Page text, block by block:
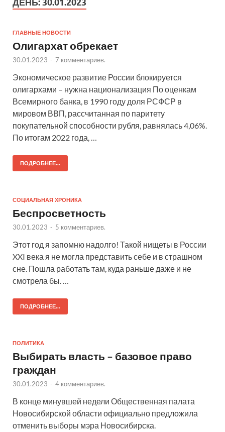
ДЕНЬ:30.01.2023
ГЛАВНЫЕ НОВОСТИ
Олигархат обрекает
30.01.2023 - 7 комментариев.
Экономическое развитие России блокируется
олигархами – нужна национализация По оценкам
Всемирного банка, в 1990 году доля РСФСР в
мировом ВВП, рассчитанная по паритету
покупательной способности рубля, равнялась 4,06%.
По итогам 2022 года, …
ПОДРОБНЕЕ...
СОЦИАЛЬНАЯ ХРОНИКА
Беспросветность
30.01.2023 - 5 комментариев.
Этот год я запомню надолго! Такой нищеты в России
XXI века я не могла представить себе и в страшном
сне. Пошла работать там, куда раньше даже и не
смотрела бы. …
ПОДРОБНЕЕ...
ПОЛИТИКА
Выбирать власть – базовое право
граждан
30.01.2023 - 4 комментариев.
В конце минувшей недели Общественная палата
Новосибирской области официально предложила
отменить выборы мэра Новосибирска.